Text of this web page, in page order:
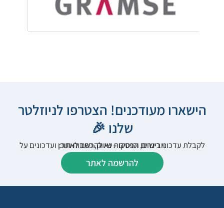
הישארו מעודכנים! הצטרפו לניוזלטר
שלנו 🎉
לקבלת עדכוני רישום, הפסקות שיווק, כתבות תוכן ועדכונים על וובינרים וכנסים – נא להרשם לאתר:
להרשמה לאתר